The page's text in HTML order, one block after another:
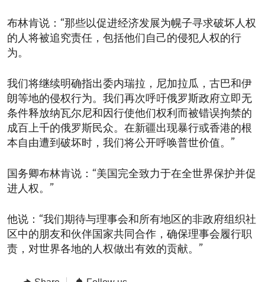
布林肯说：“那些以促进经济发展为幌子寻求破坏人权
的人将被追究责任，包括他们自己的侵犯人权的行
为。
我们将继续明确指出委内瑞拉，尼加拉瓜，古巴和伊
朗等地的侵权行为。我们再次呼吁俄罗斯政府立即无
条件释放纳瓦尔尼和因行使他们权利而被错误拘禁的
成百上千的俄罗斯民众。在新疆出现暴行或香港的根
本自由遭到破坏时，我们将公开呼唤普世价值。”
国务卿布林肯说：“美国完全致力于在全世界保护并促
进人权。”
他说：“我们期待与理事会和所有地区的非政府组织社
区中的朋友和伙伴国家共同合作，确保理事会履行职
责，对世界各地的人权做出有效的贡献。”